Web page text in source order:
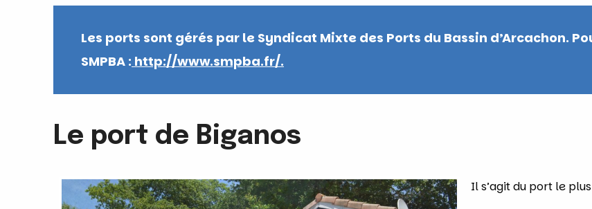
Les ports sont gérés par le Syndicat Mixte des Ports du Bassin d’Arcachon.
SMPBA : http://www.smpba.fr/.
Le port de Biganos
Il s’agit du port le